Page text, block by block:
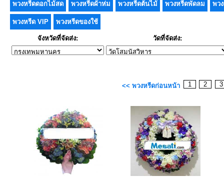
พวงหรีดดอกไม้สด พวงหรีดผ้าห่ม พวงหรีดต้นไม้ พวงหรีดพัดลม พว
พวงหรีด VIP พวงหรีดของใช้
จังหวัดที่จัดส่ง: วัดที่จัดส่ง:
<< พวงหรีดก่อนหน้า 1 2